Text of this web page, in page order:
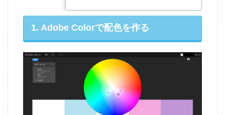
1. Adobe Colorで配色を作る